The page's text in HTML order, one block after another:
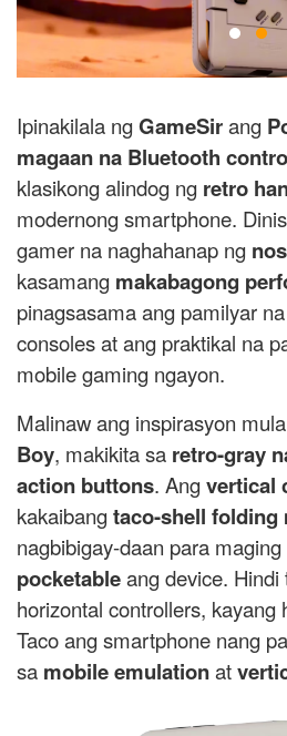
Ipinakilala ngGameSirang
magaan na Bluetooth
klasikong alindog ng retro
modernong smartphone.
gamer na naghahanap ng
kasamang makabagong
pinagsasama ang pamilyar
consoles at ang praktikal na
mobile gaming ngayon.
Malinaw ang inspirasyon
Boy, makikita sa retro-gray
action buttons. Angvertical
kakaibangtaco-shell folding
nagbibigay-daan para maging
pocketableang device.
horizontal controllers, kayang
Taco ang smartphone nang
sa mobile emulationat